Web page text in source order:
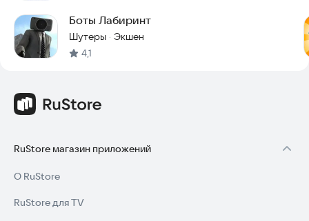
Боты Лабиринт
Шутеры · Экшен
4,1
RuStore магазин приложений
О RuStore
RuStore для TV